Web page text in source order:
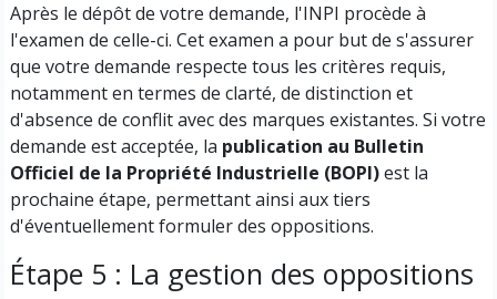
Après le dépôt de votre demande, l'INPI procède à
l'examen de celle-ci. Cet examen a pour but de s'assurer
que votre demande respecte tous les critères requis,
notamment en termes de clarté, de distinction et
d'absence de conflit avec des marques existantes. Si votre
demande est acceptée, la publication au Bulletin
Officiel de la Propriété Industrielle (BOPI)est la
prochaine étape, permettant ainsi aux tiers
d'éventuellement formuler des oppositions.
Étape 5 : La gestion des oppositions